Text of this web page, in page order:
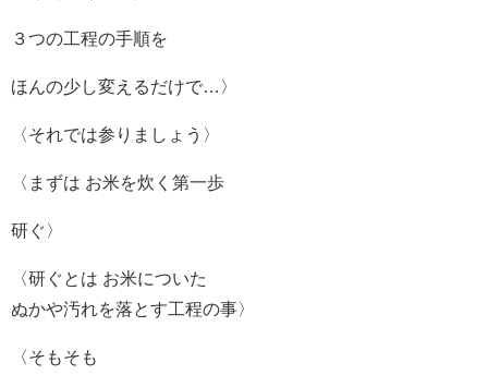
３つの工程の手順を
ほんの少し変えるだけで…〉
〈それでは参りましょう〉
〈まずは お米を炊く第一歩
研ぐ〉
〈研ぐとは お米についた
ぬかや汚れを落とす工程の事〉
〈そもそも